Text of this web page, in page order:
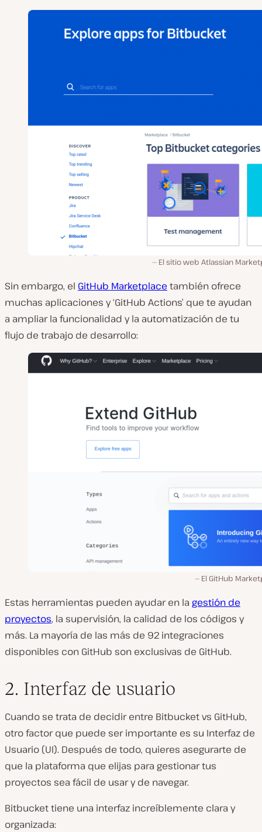
El sitio web Atlassian
Sin embargo, el GitHub Marketplace también ofrece
muchas aplicaciones y ‘GitHub Actions’ que te ayudan
a ampliar la funcionalidad y la automatización de tu
flujo de trabajo de desarrollo:
El GitHub
Estas herramientas pueden ayudar en la gestión de
proyectos, la supervisión, la calidad de los códigos y
más. La mayoría de las más de 92 integraciones
disponibles con GitHub son exclusivas de GitHub.
2. Interfaz de usuario
Cuando se trata de decidir entre Bitbucket vs GitHub,
otro factor que puede ser importante es su Interfaz de
Usuario (UI). Después de todo, quieres asegurarte de
que la plataforma que elijas para gestionar tus
proyectos sea fácil de usar y de navegar.
Bitbucket tiene una interfaz increíblemente clara y
organizada: